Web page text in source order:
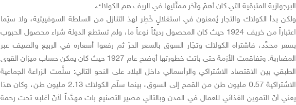
البرجوازية المتبقية التي كان أهمّ وآخر ممثّليها في الريف هم الكولاك.
ولكن بدأ الكولاك والتجار يُمعنون في استغلالٍ خَطِر لهذ التنازل من السلطة السوفييتية، ولا سيّما
اعتباراً من خريف 1924 حيث كان المحصول رديئاً نوعاً ما، ولم تستطع الدولة شراء محصول الحبوب
بسعر محدَّد، فاشتراه الكولاك وتجّار السوق بالسعر الحرّ ثم رفعوا أسعاره في الربيع والصيف عبر
المضاربة. وتفاقمت الأزمة حتى باتت خطورتها أوضح عام 1927 حيث كان يمكن حساب ميزان القوى
الطبقي بين الاقتصاد الاشتراكي والرأسمالي داخل البلاد على النحو التالي: سلَّمت الزراعة الجماعية
الاشتراكية 0.57 مليون طن من القمح إلى السوق، بينما سلّم الكولاك 2.13 مليون طن، وكان هذا
يعني أنّ التموين الغذائي للعمال في المدن وبالتالي مصير التصنيع بات مهدَّداً لأنّ أغلبه تحت رحمة